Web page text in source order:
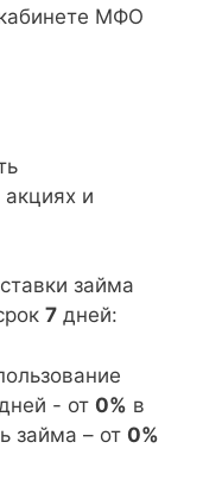
МФО
и
займа
7 дней:
- от 0% в
займа – от 0%